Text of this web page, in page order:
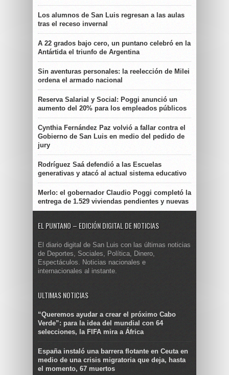
Los alumnos de San Luis regresan a las aulas
tras el receso invernal
A 22 grados bajo cero, un puntano celebró en la
Antártida el triunfo de Argentina
Sin aventuras personales: la reelección de Milei
ordena el armado nacional
Reserva Salarial y Social: Poggi anunció un
aumento del 20% para los empleados públicos
Cynthia Fernández Paz volvió a fallar contra el
Gobierno de San Luis en medio del pedido de
jury
Rodríguez Saá defendió a las Escuelas
generativas y atacó al actual sistema educativo
Merlo: el gobernador Claudio Poggi completó la
entrega de 1.529 viviendas pendientes y nuevas
EL PUNTANO – EDICIÓN DIGITAL DE NOTICIAS
El diario digital de San Luis con las últimas noticias
de Deportes, Sociales, Política, Dinero,
Espectáculos. Noticias nacionales e
internacionales al instante.
ULTIMAS NOTICIAS
“Queremos ayudar a crear el próximo Cabo
Verde”: para la idea del mundial con 64
selecciones, la FIFA mira a África
España instaló una barrera flotante en Ceuta en
medio de una crisis migratoria que deja, hasta
el momento, 67 muertos